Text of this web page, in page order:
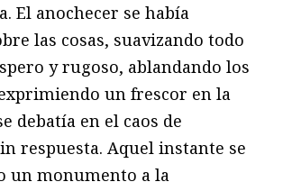
El anochecer se había
las cosas, suavizando todo
y rugoso, ablandando los
un frescor en la
debatía en el caos de
respuesta. Aquel instante se
un monumento a la